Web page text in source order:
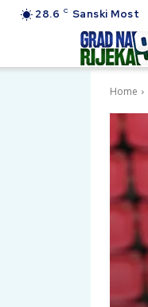
28.6 C Sanski Most
Home